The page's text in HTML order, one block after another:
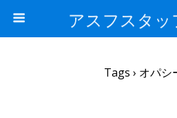
アスフスタ
Tags › オパシ